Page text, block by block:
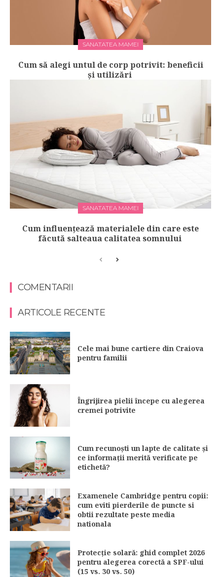
SANATATEA MAMEI
Cum să alegi untul de corp potrivit: beneficii
și utilizări
SANATATEA MAMEI
Cum influențează materialele din care este
făcută salteaua calitatea somnului
COMENTARII
ARTICOLE RECENTE
Cele mai bune cartiere din Craiova
pentru familii
Îngrijirea pielii începe cu alegerea
cremei potrivite
Cum recunoști un lapte de calitate și
ce informații merită verificate pe
etichetă?
Examenele Cambridge pentru copii:
cum eviti pierderile de puncte si
obtii rezultate peste media
nationala
Protecție solară: ghid complet 2026
pentru alegerea corectă a SPF-ului
(15 vs. 30 vs. 50)